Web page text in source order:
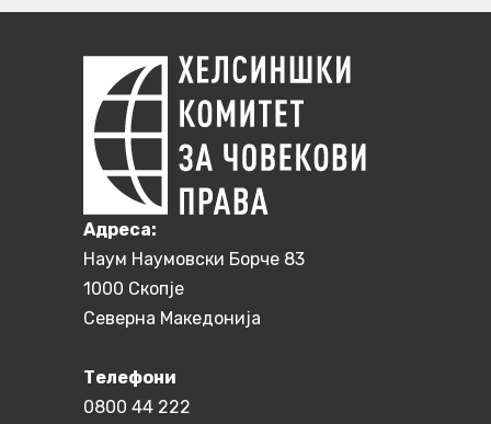
Aдреса:
Наум Наумовски Борче 83
1000 Скопје
Северна Македонија
Телефони
0800 44 222